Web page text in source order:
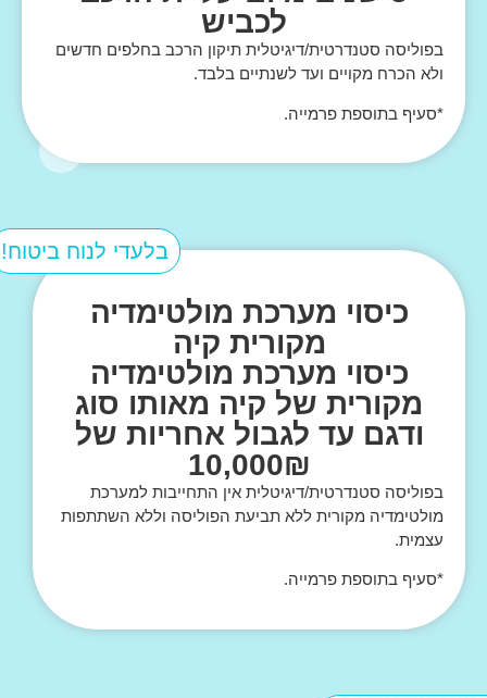
לכביש
בפוליסה סטנדרטית/דיגיטלית תיקון הרכב בחלפים חדשים
ולא הכרח מקויים ועד לשנתיים בלבד.
*סעיף בתוספת פרמייה.
כיסוי מערכת מולטימדיה
מקורית קיה
בלעדי לנוח ביטוח!
כיסוי מערכת מולטימדיה
מקורית של קיה מאותו סוג
ודגם עד לגבול אחריות של
10,000₪
בפוליסה סטנדרטית/דיגיטלית אין התחייבות למערכת
מולטימדיה מקורית ללא תביעת הפוליסה וללא השתתפות
עצמית.
*סעיף בתוספת פרמייה.